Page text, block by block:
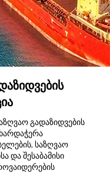
გადაზიდვების
საზღვაო
და შესაბამისი